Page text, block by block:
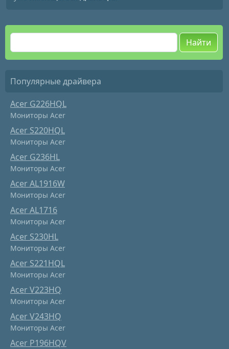
Найти
Популярные драйвера
Acer G226HQL
Мониторы Acer
Acer S220HQL
Мониторы Acer
Acer G236HL
Мониторы Acer
Acer AL1916W
Мониторы Acer
Acer AL1716
Мониторы Acer
Acer S230HL
Мониторы Acer
Acer S221HQL
Мониторы Acer
Acer V223HQ
Мониторы Acer
Acer V243HQ
Мониторы Acer
Acer P196HQV